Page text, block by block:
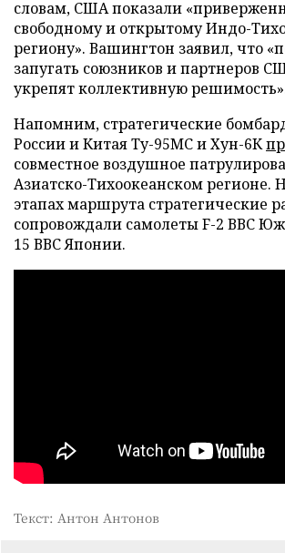
словам, США показали
свободному и открытому Индо-
региону». Вашингтон заявил, что
запугать союзников и партнеров
укрепят коллективную
Напомним, стратегические
России и Китая Ту-95МС и Хун-6К
совместное воздушное
Азиатско-Тихоокеанском регионе.
этапах маршрута стратегические
сопровождали самолеты F-2 ВВС
15 ВВС Японии.
Текст: Антон Антонов